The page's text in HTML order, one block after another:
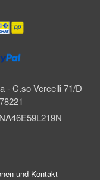
- C.so Vercelli 71/D
und Kontakt